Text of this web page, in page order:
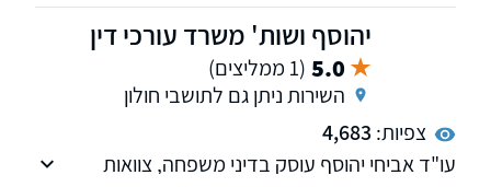
יהוסף ושות' משרד עורכי דין
5.0 (1 ממליצים)
השירות ניתן גם לתושבי חולון
צפיות: 4,683
עו"ד אביחי יהוסף עוסק בדיני משפחה, צוואות